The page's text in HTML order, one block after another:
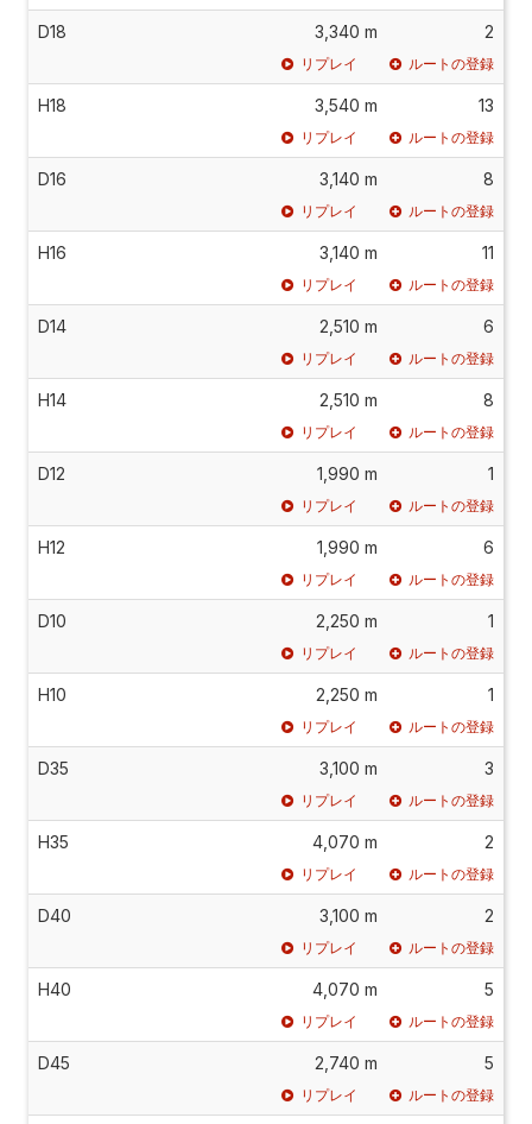
D18 3,340 m 2
リプレイ ルートの登録
H18 3,540 m 13
リプレイ ルートの登録
D16 3,140 m 8
リプレイ ルートの登録
H16 3,140 m 11
リプレイ ルートの登録
D14 2,510 m 6
リプレイ ルートの登録
H14 2,510 m 8
リプレイ ルートの登録
D12 1,990 m 1
リプレイ ルートの登録
H12 1,990 m 6
リプレイ ルートの登録
D10 2,250 m 1
リプレイ ルートの登録
H10 2,250 m 1
リプレイ ルートの登録
D35 3,100 m 3
リプレイ ルートの登録
H35 4,070 m 2
リプレイ ルートの登録
D40 3,100 m 2
リプレイ ルートの登録
H40 4,070 m 5
リプレイ ルートの登録
D45 2,740 m 5
リプレイ ルートの登録